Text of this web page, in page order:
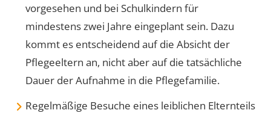
vorgesehen und bei Schulkindern für
mindestens zwei Jahre eingeplant sein. Dazu
kommt es entscheidend auf die Absicht der
Pflegeeltern an, nicht aber auf die tatsächliche
Dauer der Aufnahme in die Pflegefamilie.
Regelmäßige Besuche eines leiblichen Elternteils